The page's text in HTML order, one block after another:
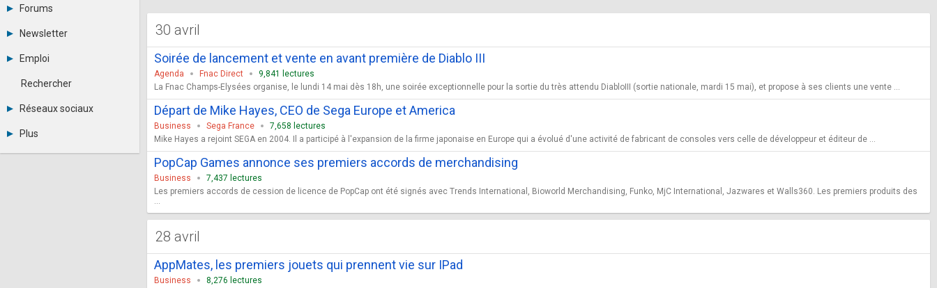
Forums
Tous les forums
-
Messages privés
Contacter un modérateur
Newsletter
Archives
Abonnement
Emploi
Consulter les annonces
Observatoire de l'emploi
Rechercher
Réseaux sociaux
LinkedIn
Plus
Annonceurs
30 avril
Soirée de lancement et vente en avant première de Diablo III
Agenda Fnac Direct
9,841 lectures
La Fnac Champs-Elysées organise, le lundi 14 mai dès 18h, une soirée exceptionnelle pour la sortie du très attendu DiabloIII (sortie nationale, mardi 15 mai), et propose à ses clients une vente ...
Départ de Mike Hayes, CEO de Sega Europe et America
Business Sega France
7,658 lectures
Mike Hayes a rejoint SEGA en 2004. Il a participé à l'expansion de la firme japonaise en Europe qui a évolué d'une activité de fabricant de consoles vers celle de développeur et éditeur de ...
PopCap Games annonce ses premiers accords de merchandising
Business
7,437 lectures
Les premiers accords de cession de licence de PopCap ont été signés avec Trends International, Bioworld Merchandising, Funko, MjC International, Jazwares et Walls360. Les premiers produits des
...
28 avril
AppMates, les premiers jouets qui prennent vie sur IPad
Business
8,276 lectures